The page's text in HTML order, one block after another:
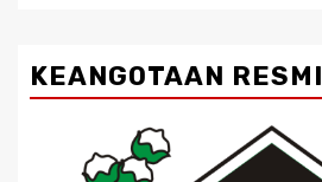
KEANGOTAAN RESMI